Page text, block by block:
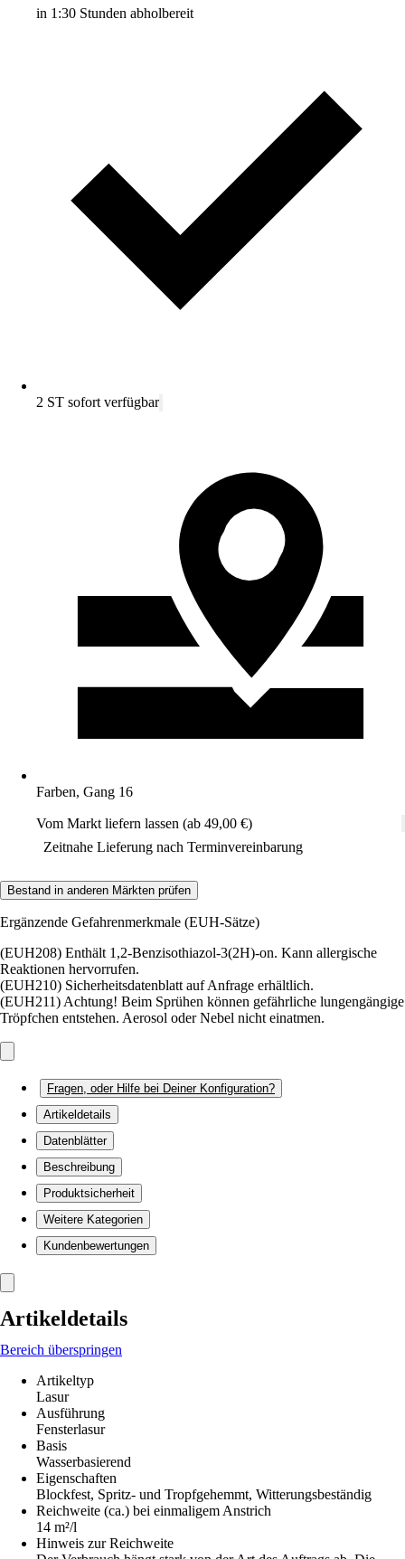
in 1:30 Stunden abholbereit
2 ST sofort verfügbar
Farben, Gang 16
Vom Markt liefern lassen (ab 49,00 €)
Zeitnahe Lieferung nach Terminvereinbarung
Bestand in anderen Märkten prüfen
Ergänzende Gefahrenmerkmale (EUH-Sätze)
(EUH208) Enthält 1,2-Benzisothiazol-3(2H)-on. Kann allergische
Reaktionen hervorrufen.
(EUH210) Sicherheitsdatenblatt auf Anfrage erhältlich.
(EUH211) Achtung! Beim Sprühen können gefährliche lungengängige
Tröpfchen entstehen. Aerosol oder Nebel nicht einatmen.
Fragen, oder Hilfe bei Deiner Konfiguration?
Artikeldetails
Datenblätter
Beschreibung
Produktsicherheit
Weitere Kategorien
Kundenbewertungen
Artikeldetails
Bereich überspringen
Artikeltyp
Lasur
Ausführung
Fensterlasur
Basis
Wasserbasierend
Eigenschaften
Blockfest, Spritz- und Tropfgehemmt, Witterungsbeständig
Reichweite (ca.) bei einmaligem Anstrich
14 m²/l
Hinweis zur Reichweite